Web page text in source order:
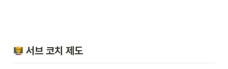
서브 코치 제도